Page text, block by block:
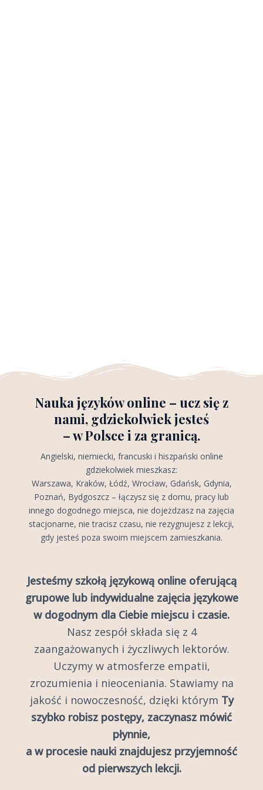
Nauka języków online – ucz się z
nami, gdziekolwiek jesteś
– w Polsce i za granicą.
Angielski, niemiecki, francuski i hiszpański online
gdziekolwiek mieszkasz:
Warszawa, Kraków, Łódź, Wrocław, Gdańsk, Gdynia,
Poznań, Bydgoszcz – łączysz się z domu, pracy lub
innego dogodnego miejsca, nie dojeżdzasz na zajęcia
stacjonarne, nie tracisz czasu, nie rezygnujesz z lekcji,
gdy jesteś poza swoim miejscem zamieszkania.
Jesteśmy szkołą językową online oferującą
grupowe lub indywidualne zajęcia językowe
w dogodnym dla Ciebie miejscu i czasie.
Nasz zespół składa się z 4
zaangażowanych i życzliwych lektorów.
Uczymy w atmosferze empatii,
zrozumienia i nieoceniania. Stawiamy na
jakość i nowoczesność, dzięki którym Ty
szybko robisz postępy, zaczynasz mówić
płynnie,
a w procesie nauki znajdujesz przyjemność
od pierwszych lekcji.